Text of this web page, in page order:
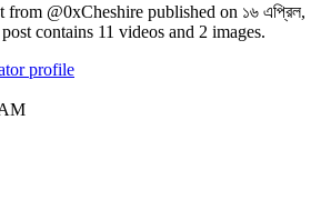
@0xCheshire published on ১৬ এপ্রিল,
contains 11 videos and 2 images.
profile